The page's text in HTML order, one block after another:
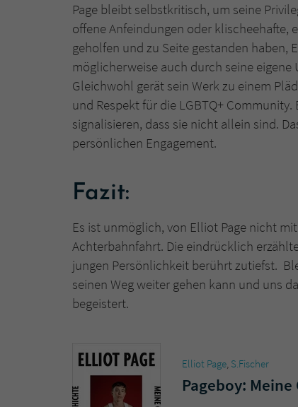
Page bleibt selbstkritisch, um seine
offene Anfeindungen oder klischeehafte,
geholfen und zu Seite gestanden haben,
möglicherweise auch durch seine
Gleichwohl gerät sein Werk zu einem
und Respekt für die LGBTQ+
signalisieren, dass sie nicht allein sind.
persönlichen Engagement.
Fazit:
Es ist unmöglich, von Elliot Page nicht
Achterbahnfahrt. Die eindrücklich
jungen Persönlichkeit berührt zutiefst.
seinen Weg weiter gehen kann und uns
begeistert.
Elliot Page, S.Fischer
Pageboy: